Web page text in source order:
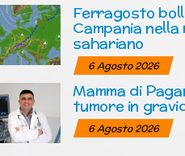
Ferragosto
Campania
sahariano
6 Agosto 2026
Mamma di
tumore in
6 Agosto 2026